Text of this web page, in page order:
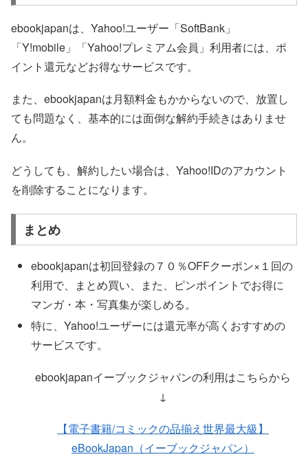
ebookjapanは、Yahoo!ユーザー「SoftBank」
「Y!mobile」「Yahoo!プレミアム会員」利用者には、ポ
イント還元などお得なサービスです。
また、ebookjapanは月額料金もかからないので、放置し
ても問題なく、基本的には面倒な解約手続きはありませ
ん。
どうしても、解約したい場合は、Yahoo!IDのアカウント
を削除することになります。
まとめ
ebookjapanは初回登録の７０％OFFクーポン×１回の
利用で、まとめ買い、また、ピンポイントでお得に
マンガ・本・写真集が楽しめる。
特に、Yahoo!ユーザーには還元率が高くおすすめの
サービスです。
ebookjapanイーブックジャパンの利用はこちらから
↓
【電子書籍/コミックの品揃え世界最大級】
eBookJapan（イーブックジャパン）